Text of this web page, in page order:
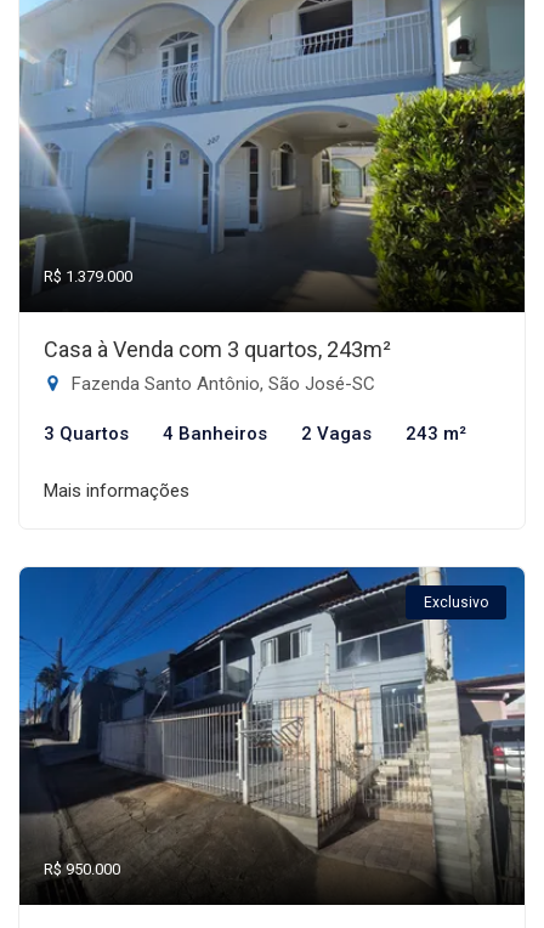
R$ 1.379.000
Casa à Venda com 3 quartos, 243m²
Fazenda Santo Antônio, São José-SC
3 Quartos 4 Banheiros 2 Vagas 243 m²
Mais informações
Exclusivo
R$ 950.000